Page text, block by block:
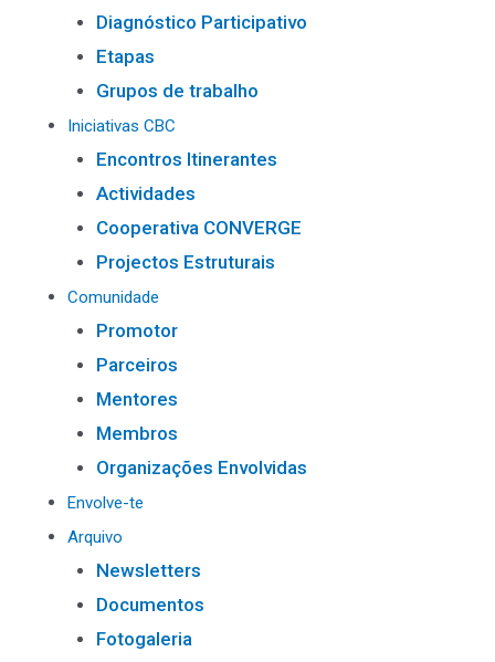
Diagnóstico Participativo
Etapas
Grupos de trabalho
Iniciativas CBC
Encontros Itinerantes
Actividades
Cooperativa CONVERGE
Projectos Estruturais
Comunidade
Promotor
Parceiros
Mentores
Membros
Organizações Envolvidas
Envolve-te
Arquivo
Newsletters
Documentos
Fotogaleria